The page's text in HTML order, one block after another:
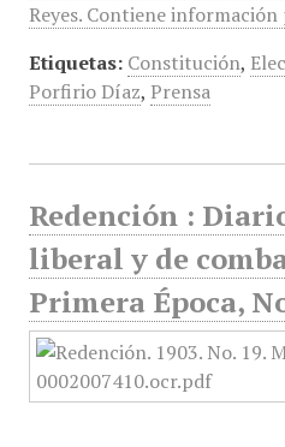
Reyes. Contiene
Etiquetas: Constitución,
Porfirio Díaz, Prensa
Redención :
liberal y de
Primera Época,